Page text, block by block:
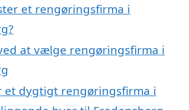
et rengøringsfirma i
at vælge rengøringsfirma i
et dygtigt rengøringsfirma i